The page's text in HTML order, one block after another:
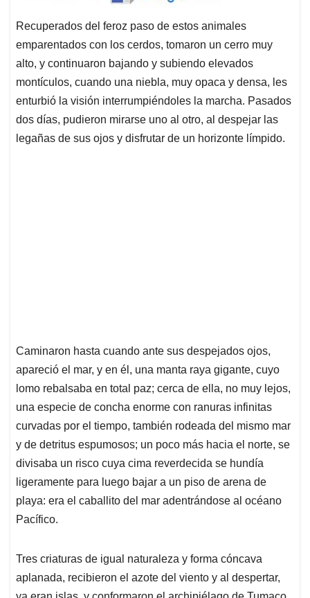
Recuperados del feroz paso de estos animales
emparentados con los cerdos, tomaron un cerro muy
alto, y continuaron bajando y subiendo elevados
montículos, cuando una niebla, muy opaca y densa, les
enturbió la visión interrumpiéndoles la marcha. Pasados
dos días, pudieron mirarse uno al otro, al despejar las
legañas de sus ojos y disfrutar de un horizonte límpido.
Caminaron hasta cuando ante sus despejados ojos,
apareció el mar, y en él, una manta raya gigante, cuyo
lomo rebalsaba en total paz; cerca de ella, no muy lejos,
una especie de concha enorme con ranuras infinitas
curvadas por el tiempo, también rodeada del mismo mar
y de detritus espumosos; un poco más hacia el norte, se
divisaba un risco cuya cima reverdecida se hundía
ligeramente para luego bajar a un piso de arena de
playa: era el caballito del mar adentrándose al océano
Pacífico.
Tres criaturas de igual naturaleza y forma cóncava
aplanada, recibieron el azote del viento y al despertar,